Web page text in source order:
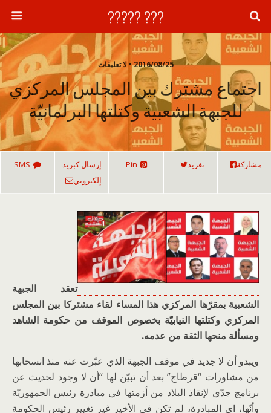
??? ?????
2016/08/25 • لا تعليقات
اجتماع مشترك بين المجلس المركزي
للجبهة الشعبية وكتلتها البرلمانيّة
مشاركة تغريد Pin
إرسال كبريد
إلكتروني
SMS
تعقد الجبهة
الشعبية بمقرّها المركزي هذا المساء لقاء مشتركا بين المجلس
المركزي وكتلتها النيابيّة بخصوص الموقف من حكومة الشاهد
ومسألة منحها الثقة من عدمه.
ويبدو أن لا جديد في موقف الجبهة الذي عبّرت عنه منذ انسحابها
من مشاورات “قرطاج” بعد أن تبيّن لها “أن لا وجود لحديث عن
برنامج جدّي لإنقاذ البلاد من أزمتها في مبادرة رئيس الجمهوريّة
وأنّها، اي المبادرة، لم تكن في الأخير غير تغيير رئيس الحكومة